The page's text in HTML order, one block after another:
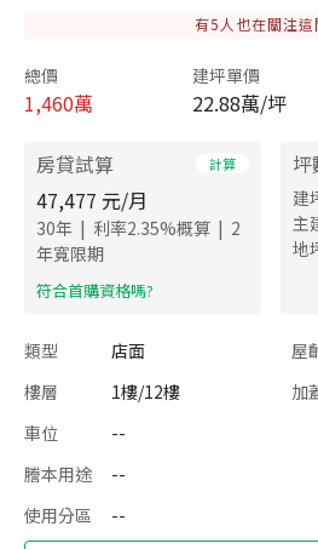
有5 人也在關注這
總價
1,460萬
建坪單價
22.88萬/坪
房貸試算 計算
47,477 元/月
30年 | 利率2.35%概算 | 2
年寬限期
​符合首購資格嗎?
坪
建
主
地
類型 店面 屋
樓層
1樓/12樓 加
車位
--
謄本用途
--
使用分區
--